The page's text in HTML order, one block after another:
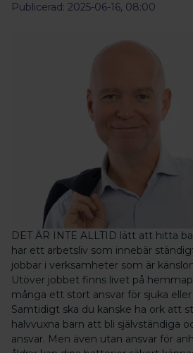
Publicerad: 2025-06-16, 08:00
DET ÄR INTE ALLTID lätt att hitta
har ett arbetsliv som innebär
jobbar i verksamheter som är
Utöver jobbet finns livet på
många ett stort ansvar för sjuka eller
Samtidigt ska du kanske ha ork att
halvvuxna barn att bli självständiga
ansvar. Men även utan ansvar för